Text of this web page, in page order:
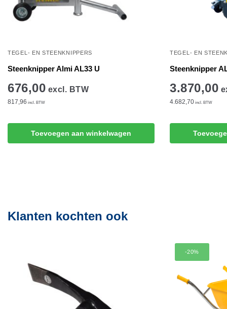
TEGEL- EN STEENKNIPPERS
Steenknipper Almi AL33 U
676,00 excl. BTW
817,96 incl. BTW
Toevoegen aan winkelwagen
TEGEL- EN
Steenknipper
3.870,00
4.682,70 incl. BTW
Klanten kochten ook
-20%